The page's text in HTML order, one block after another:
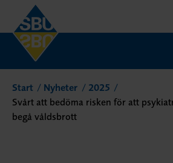
Start Nyheter
2025
Svårt att bedöma risken för att
begå våldsbrott